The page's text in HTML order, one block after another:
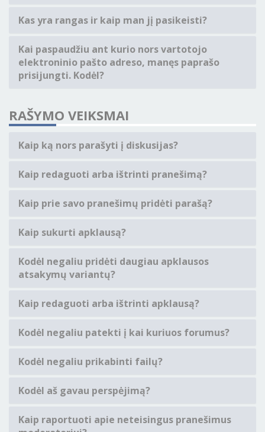
Kas yra rangas ir kaip man jį pasikeisti?
Kai paspaudžiu ant kurio nors vartotojo
elektroninio pašto adreso, manęs paprašo
prisijungti. Kodėl?
RAŠYMO VEIKSMAI
Kaip ką nors parašyti į diskusijas?
Kaip redaguoti arba ištrinti pranešimą?
Kaip prie savo pranešimų pridėti parašą?
Kaip sukurti apklausą?
Kodėl negaliu pridėti daugiau apklausos
atsakymų variantų?
Kaip redaguoti arba ištrinti apklausą?
Kodėl negaliu patekti į kai kuriuos forumus?
Kodėl negaliu prikabinti failų?
Kodėl aš gavau perspėjimą?
Kaip raportuoti apie neteisingus pranešimus